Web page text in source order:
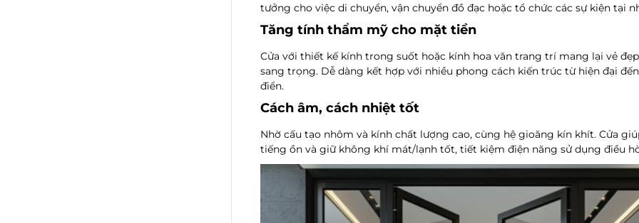
tưởng cho việc di chuyển, vận chuyển đồ đạc hoặc tổ chức các sự kiện tại
Tăng tính thẩm mỹ cho mặt tiền
Cửa với thiết kế kính trong suốt hoặc kính hoa văn trang trí mang lại vẻ
sang trọng. Dễ dàng kết hợp với nhiều phong cách kiến trúc từ hiện đại
điển.
Cách âm, cách nhiệt tốt
Nhờ cấu tạo nhôm và kính chất lượng cao, cùng hệ gioăng kín khít. Cửa
tiếng ồn và giữ không khí mát/lạnh tốt, tiết kiệm điện năng sử dụng điều